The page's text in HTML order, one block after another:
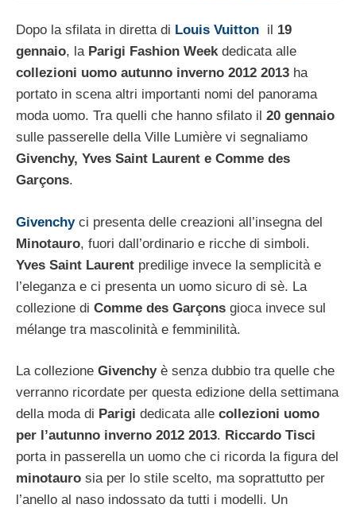
Dopo la sfilata in diretta di Louis Vuitton il 19
gennaio, la Parigi Fashion Weekdedicata alle
collezioni uomo autunno inverno 2012 2013 ha
portato in scena altri importanti nomi del panorama
moda uomo. Tra quelli che hanno sfilato il 20 gennaio
sulle passerelle della Ville Lumière vi segnaliamo
Givenchy, Yves Saint Laurent e Comme des
Garçons.
Givenchy ci presenta delle creazioni all’insegna del
Minotauro, fuori dall’ordinario e ricche di simboli.
Yves Saint Laurent predilige invece la semplicità e
l’eleganza e ci presenta un uomo sicuro di sè. La
collezione di Comme des Garçons gioca invece sul
mélange tra mascolinità e femminilità.
La collezione Givenchyè senza dubbio tra quelle che
verranno ricordate per questa edizione della settimana
della moda di Parigi dedicata alle collezioni uomo
per l’autunno inverno 2012 2013. Riccardo Tisci
porta in passerella un uomo che ci ricorda la figura del
minotauro sia per lo stile scelto, ma soprattutto per
l’anello al naso indossato da tutti i modelli. Un